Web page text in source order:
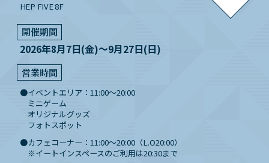
HEP FIVE 8F
開催期間
2026年8月7日(金)～9月27日(日)
営業時間
イベントエリア：11:00～20:00
ミニゲーム
オリジナルグッズ
フォトスポット
カフェコーナー：11:00～20:00（L.O20:00）
※イートインスペースのご利用は20:30まで